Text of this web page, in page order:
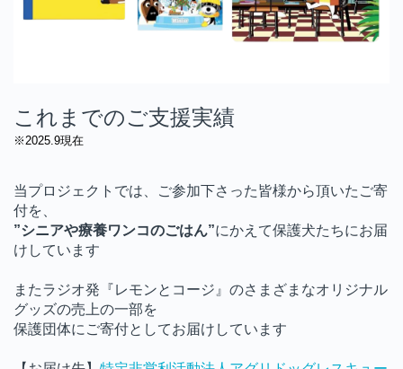
これまでのご支援実績
※2025.9現在
当プロジェクトでは、
ご参加下さった皆様から頂いたご寄
付を
”シニアや療養ワンコのごはん”にかえて保護犬たちにお届
けしています
またラジオ発『レモンとコージ』のさまざまなオリジナル
グッズの売上の一部を
保護団体にご寄付としてお届けしています